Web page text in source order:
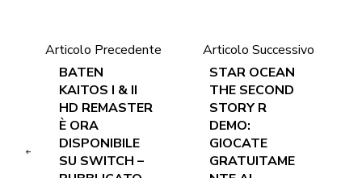
Articolo Precedente
BATEN
KAITOS I & II
HD REMASTER
È ORA
DISPONIBILE
SU SWITCH –
Articolo Successivo
STAR OCEAN
THE SECOND
STORY R
DEMO:
GIOCATE
GRATUITAME